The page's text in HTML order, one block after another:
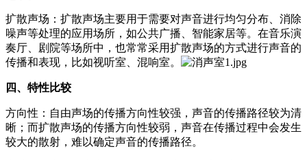
扩散声场：扩散声场主要用于需要对声音进行均匀分布、消除
噪声等处理的应用场所，如公共广播、智能家居等。在音乐演
奏厅、剧院等场所中，也常常采用扩散声场的方式进行声音的
传播和表现，比如视听室、混响室。
四、特性比较
方向性：自由声场的传播方向性较强，声音的传播路径较为清
晰；而扩散声场的传播方向性较弱，声音在传播过程中会发生
较大的散射，难以确定声音的传播路径。